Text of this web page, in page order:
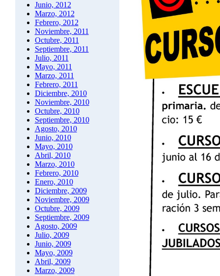
Junio, 2012
Marzo, 2012
Febrero, 2012
Noviembre, 2011
Octubre, 2011
Septiembre, 2011
Julio, 2011
Mayo, 2011
Marzo, 2011
Febrero, 2011
Diciembre, 2010
Noviembre, 2010
Octubre, 2010
Septiembre, 2010
Agosto, 2010
Junio, 2010
Mayo, 2010
Abril, 2010
Marzo, 2010
Febrero, 2010
Enero, 2010
Diciembre, 2009
Noviembre, 2009
Octubre, 2009
Septiembre, 2009
Agosto, 2009
Julio, 2009
Junio, 2009
Mayo, 2009
Abril, 2009
Marzo, 2009